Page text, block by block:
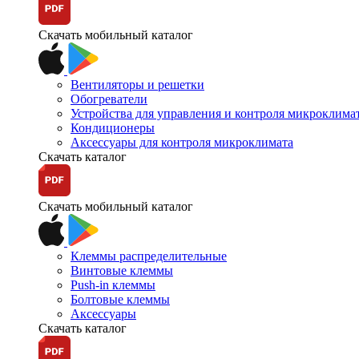
Скачать мобильный каталог
Вентиляторы и решетки
Обогреватели
Устройства для управления и контроля
Кондиционеры
Аксессуары для контроля микроклимата
Скачать каталог
Скачать мобильный каталог
Клеммы распределительные
Винтовые клеммы
Push-in клеммы
Болтовые клеммы
Аксессуары
Скачать каталог